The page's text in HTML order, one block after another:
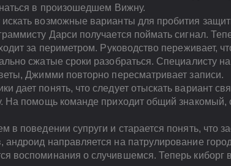
в произошедшем Вижну.
возможные варианты для пробития
Дарси получается поймать сигнал.
за периметром. Руководство переживает,
сжатые сроки разобраться. Специалисту
Джимми повторно пересматривает записи.
дает понять, что следует отыскать вариант
На помощь команде приходит общий знакомый,
в поведении супруги и старается понять, что
направляется на патрулирование
воспоминания о случившемся. Теперь киборг